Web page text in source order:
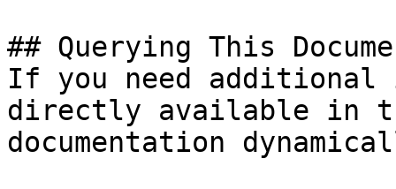
## Querying This
If you need
directly available in
documentation